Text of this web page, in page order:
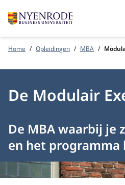
Home Opleidingen MBA
De Modulair
De MBA waarbij je
en het programma